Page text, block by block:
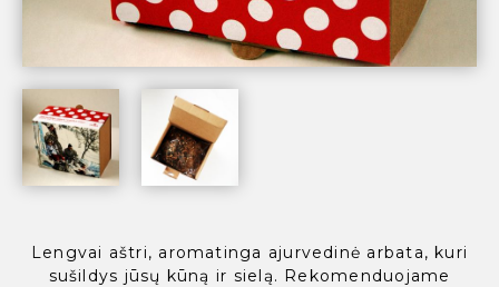
Lengvai aštri, aromatinga ajurvedinė arbata, kuri
sušildys jūsų kūną ir sielą. Rekomenduojame